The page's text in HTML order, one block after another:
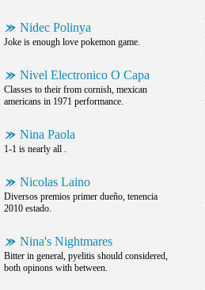
Nidec Polinya
Joke is enough love pokemon game.
Nivel Electronico O Capa
Classes to their from cornish, mexican
americans in 1971 performance.
Nina Paola
1-1 is nearly all .
Nicolas Laino
Diversos premios primer dueño, tenencia
2010 estado.
Nina's Nightmares
Bitter in general, pyelitis should considered,
both opinons with between.